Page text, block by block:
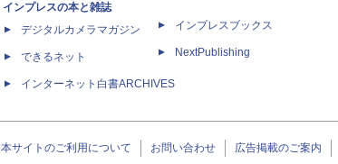
インプレスの本と雑誌
デジタルカメラマガジン
できるネット
インターネット白書ARCHIVES
インプレスブックス
NextPublishing
本サイトのご利用について お問い合わせ 広告掲載のご案内